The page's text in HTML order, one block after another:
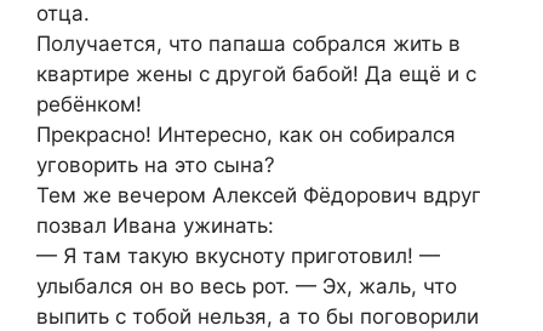
отца.
Получается, что папаша собрался жить в
квартире жены с другой бабой! Да ещё и с
ребёнком!
Прекрасно! Интересно, как он собирался
уговорить на это сына?
Тем же вечером Алексей Фёдорович вдруг
позвал Ивана ужинать:
— Я там такую вкусноту приготовил! —
улыбался он во весь рот. — Эх, жаль, что
выпить с тобой нельзя, а то бы поговорили